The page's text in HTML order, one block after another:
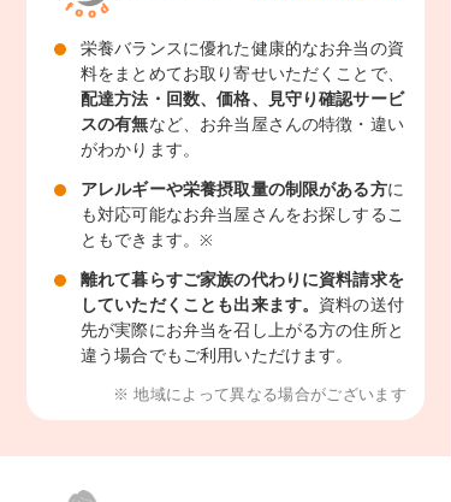
栄養バランスに優れた健康的なお弁当の資
料をまとめてお取り寄せいただくことで、
配達方法・回数、価格、見守り確認サービ
スの有無など、お弁当屋さんの特徴・違い
がわかります。
アレルギーや栄養摂取量の制限がある方に
も対応可能なお弁当屋さんをお探しするこ
ともできます。※
離れて暮らすご家族の代わりに資料請求を
していただくことも出来ます。 資料の送付
先が実際にお弁当を召し上がる方の住所と
違う場合でもご利用いただけます。
※ 地域によって異なる場合がございます